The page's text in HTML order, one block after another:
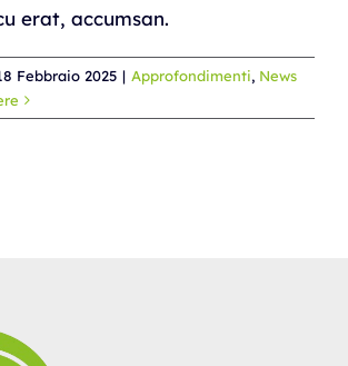
erat, accumsan.
Febbraio 2025 | Approfondimenti, News